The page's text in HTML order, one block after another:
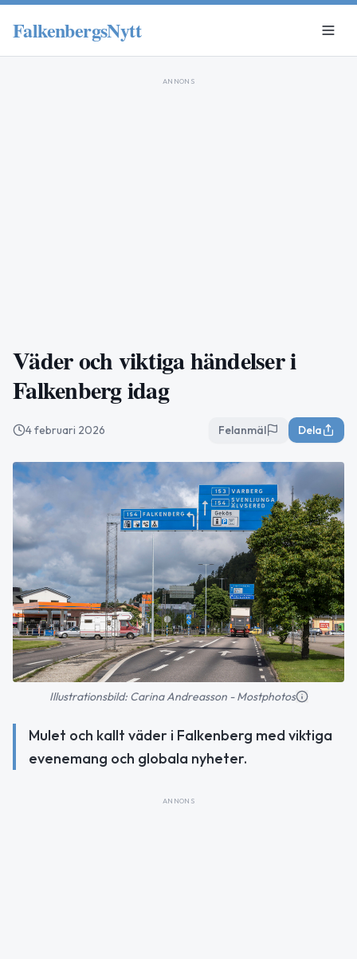
FalkenbergsNytt
ANNONS
Väder och viktiga händelser i
Falkenberg idag
4 februari 2026 Felanmäl Dela
Illustrationsbild: Carina Andreasson - Mostphotos
Mulet och kallt väder i Falkenberg med viktiga
evenemang och globala nyheter.
ANNONS